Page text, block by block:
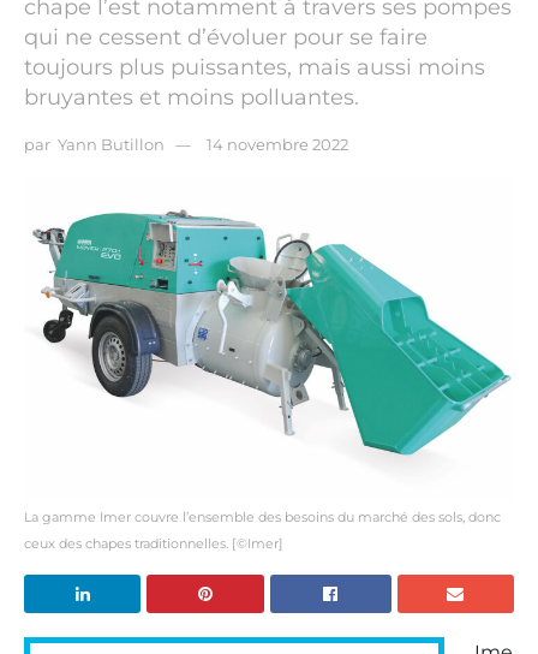
chape l’est notamment à travers ses pompes
qui ne cessent d’évoluer pour se faire
toujours plus puissantes, mais aussi moins
bruyantes et moins polluantes.
par Yann Butillon 14 novembre 2022
La gamme Imer couvre l’ensemble des besoins du marché des sols, donc
ceux des chapes traditionnelles. [©Imer]